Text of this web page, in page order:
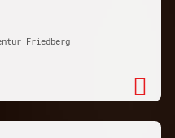
Friedberg